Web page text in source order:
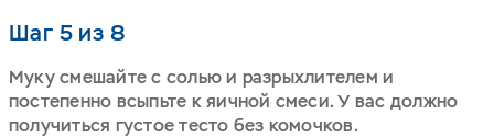
Шаг 5 из 8
Муку смешайте с солью и разрыхлителем и
постепенно всыпьте к яичной смеси. У вас должно
получиться густое тесто без комочков.